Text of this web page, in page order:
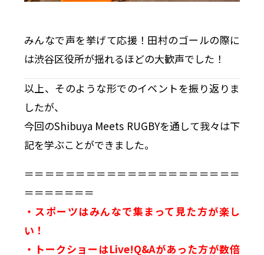
みんなで声を挙げて応援！田村のゴールの際に
は渋谷区役所が揺れるほどの大歓声でした！
以上、そのような形でのイベントを振り返りま
したが、
今回のShibuya Meets RUGBYを通して我々は下
記を学ぶことができました。
＝＝＝＝＝＝＝＝＝＝＝＝＝＝＝＝＝＝＝＝＝
＝＝＝＝＝＝＝
・スポーツはみんなで集まって見た方が楽し
い！
・トークショーはLive!Q&Aがあった方が数倍